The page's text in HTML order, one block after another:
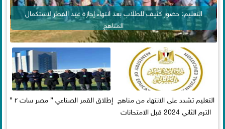
التعليم: حضور كثيف للطلاب بعد انتهاء إجازة عيد الفطر لاستكمال
المناهج
التعليم تشدد على الانتهاء من مناهج
الترم الثاني 2024 قبل الامتحانات
إطلاق القمر الصناعي ” مصر سات ٢ ”